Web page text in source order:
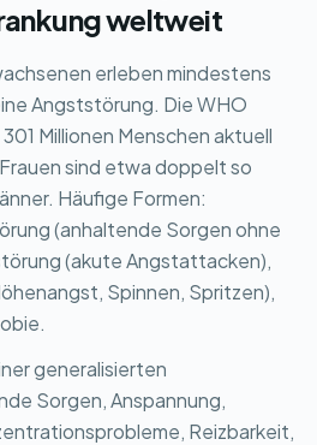
weltweit
erleben mindestens
Angststörung. Die WHO
Millionen Menschen aktuell
sind etwa doppelt so
Häufige Formen:
(anhaltende Sorgen ohne
(akute Angstattacken),
Spinnen, Spritzen),
generalisierten
Sorgen, Anspannung,
Reizbarkeit,